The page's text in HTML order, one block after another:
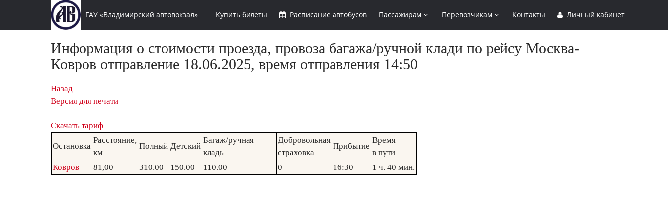
ГАУ «Владимирский автовокзал» Купить билеты Расписание автобусов Пассажирам Перевозчикам Контакты Личный кабинет
Информация о стоимости проезда, провоза багажа/ручной клади по рейсу Москва-
Ковров отправление 18.06.2025, время отправления 14:50
Назад
Версия для печати
Скачать тариф
Остановка
Расстояние,
км
Полный Детский
Багаж/ручная
кладь
Добровольная
страховка
Прибытие
Время
в пути
Ковров
81,00 310.00 150.00 110.00 0 16:30 1 ч. 40 мин.